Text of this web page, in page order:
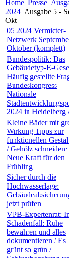
Home Presse
2024 Ausgabe 5 -
Okt
05 2024 Vermieter-
Netzwerk
Oktober (komplett)
Bundespolitik: Das
Gebäudetyp-E-
Häufig gestellte
Bundeskongress
Nationale
2024 in Heidelberg /
Kleine Bäder mit
Wirkung Tipps zur
funktionellen
/ Gehölz schneiden:
Neue Kraft für den
Frühling
Sicher durch die
Hochwasserlage:
jetzt prüfen
VPB-Expertenrat:
Schadenfall: Ruhe
bewahren und alles
dokumentieren / Es
grünt so grün /